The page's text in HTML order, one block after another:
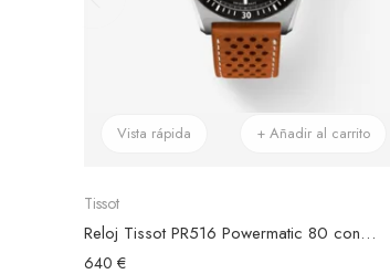
Vista rápida + Añadir al carrito
Tissot
Reloj Tissot PR516 Powermatic 80 con Correa de Piel Marón
640 €